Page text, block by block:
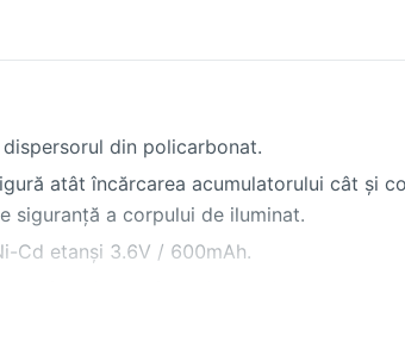
din policarbonat.
atât încărcarea acumulatorului cât şi
siguranţă a corpului de iluminat.
Cd etanşi 3.6V / 600mAh.